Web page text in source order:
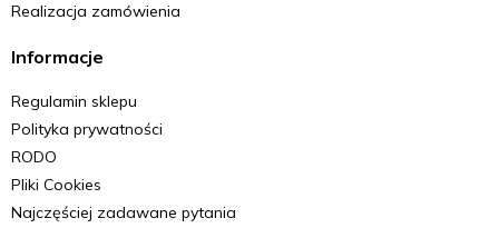
Realizacja zamówienia
Informacje
Regulamin sklepu
Polityka prywatności
RODO
Pliki Cookies
Najczęściej zadawane pytania